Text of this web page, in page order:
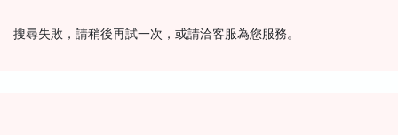
搜尋失敗，請稍後再試一次，或請洽客服為您服務。